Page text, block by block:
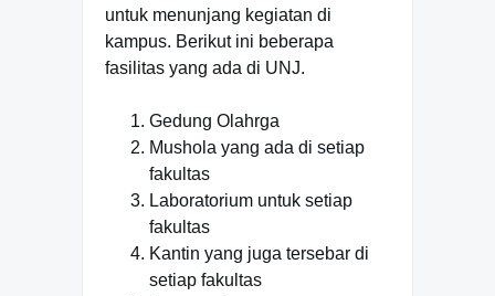
untuk menunjang kegiatan di
kampus. Berikut ini beberapa
fasilitas yang ada di UNJ.
Gedung Olahrga
Mushola yang ada di setiap
fakultas
Laboratorium untuk setiap
fakultas
Kantin yang juga tersebar di
setiap fakultas